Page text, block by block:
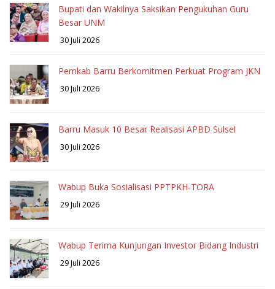
Bupati dan Wakilnya Saksikan Pengukuhan Guru
Besar UNM
30 Juli 2026
Pemkab Barru Berkomitmen Perkuat Program JKN
30 Juli 2026
Barru Masuk 10 Besar Realisasi APBD Sulsel
30 Juli 2026
Wabup Buka Sosialisasi PPTPKH-TORA
29 Juli 2026
Wabup Terima Kunjungan Investor Bidang Industri
29 Juli 2026